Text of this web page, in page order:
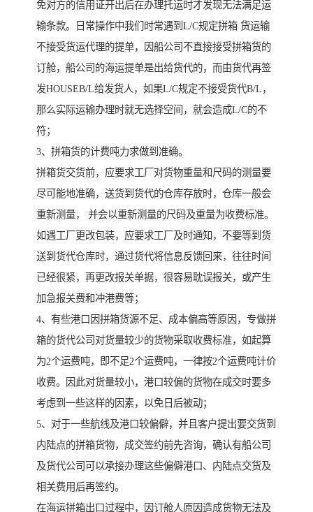
免对方的信用证开出后在办理托运时才发现无法满足运
输条款。日常操作中我们时常遇到L/C规定拼箱 货运输
不接受货运代理的提单，因船公司不直接接受拼箱货的
订舱，船公司的海运提单是出给货代的，而由货代再签
发HOUSEB/L给发货人，如果L/C规定不接受货代B/L，
那么实际运输办理时就无选择空间，就会造成L/C的不
符；
3、拼箱货的计费吨力求做到准确。
拼箱货交货前，应要求工厂对货物重量和尺码的测量要
尽可能地准确，送货到货代的仓库存放时，仓库一般会
重新测量， 并会以重新测量的尺码及重量为收费标准。
如遇工厂更改包装，应要求工厂及时通知，不要等到货
送到货代仓库时，通过货代将信息反馈回来，往往时间
已经很紧，再更改报关单据，很容易耽误报关，或产生
加急报关费和冲港费等；
4、有些港口因拼箱货源不足、成本偏高等原因，专做拼
箱的货代公司对货量较少的货物采取收费标准，如起算
为2个运费吨，即不足2个运费吨，一律按2个运费吨计价
收费。因此对货量较小，港口较偏的货物在成交时要多
考虑到一些这样的因素，以免日后被动；
5、对于一些航线及港口较偏僻，并且客户提出要交货到
内陆点的拼箱货物，成交签约前先咨询，确认有船公司
及货代公司可以承接办理这些偏僻港口、内陆点交货及
相关费用后再签约。
在海运拼箱出口过程中，因订舱人原因造成货物无法及